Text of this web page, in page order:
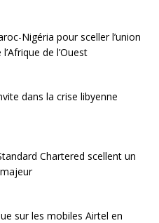
Nigéria pour sceller l’union
de l’Ouest
dans la crise libyenne
Chartered scellent un
sur les mobiles Airtel en